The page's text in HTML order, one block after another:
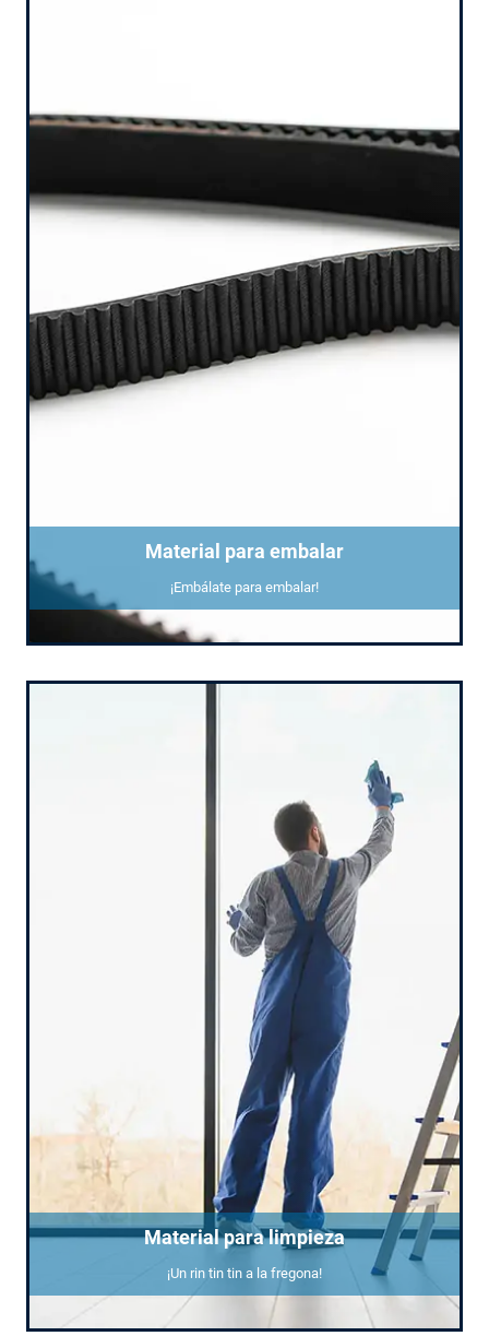
Material para embalar
¡Embálate para embalar!
Material para limpieza
¡Un rin tin tin a la fregona!